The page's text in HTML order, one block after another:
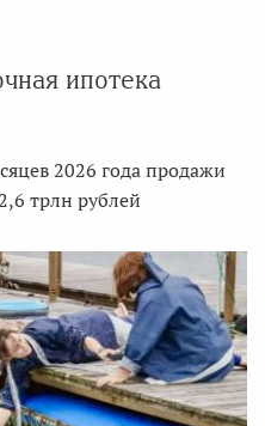
ипотека
2026 года продажи
трлн рублей